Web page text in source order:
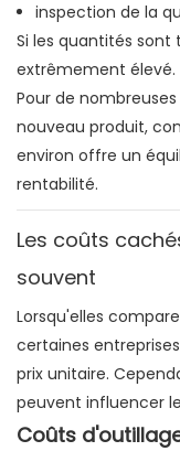
inspection de la
Si les quantités
extrêmement élevé.
Pour de
nouveau produit,
environ offre un
rentabilité.
Les coûts
souvent
Lorsqu'elles
certaines
prix unitaire.
peuvent influencer
Coûts